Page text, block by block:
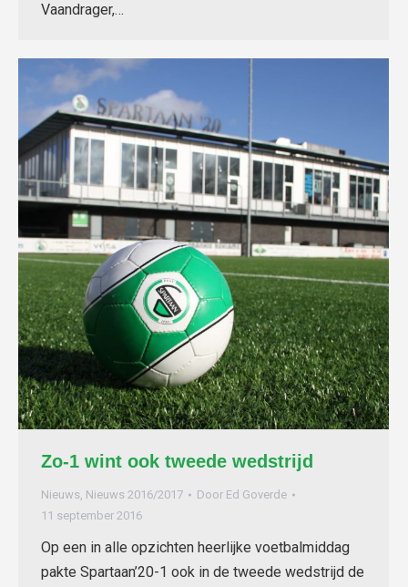
Vaandrager,…
Zo-1 wint ook tweede wedstrijd
Nieuws, Nieuws 2016/2017 Door Ed Goverde
11 september 2016
Op een in alle opzichten heerlijke voetbalmiddag
pakte Spartaan’20-1 ook in de tweede wedstrijd de